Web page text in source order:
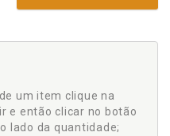
um item clique na
e então clicar no botão
lado da quantidade;